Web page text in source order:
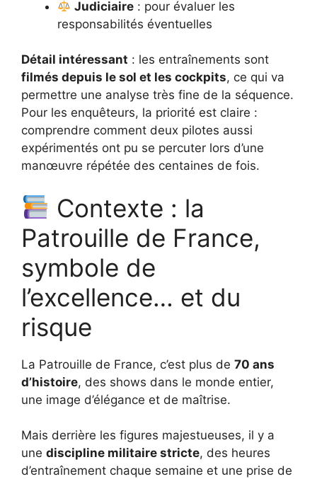
Judiciaire : pour évaluer les
responsabilités éventuelles
Détail intéressant : les entraînements sont
filmés depuis le sol et les cockpits, ce qui va
permettre une analyse très fine de la séquence.
Pour les enquêteurs, la priorité est claire :
comprendre comment deux pilotes aussi
expérimentés ont pu se percuter lors d’une
manœuvre répétée des centaines de fois.
Contexte : la
Patrouille de France,
symbole de
l’excellence… et du
risque
La Patrouille de France, c’est plus de 70 ans
d’histoire, des shows dans le monde entier,
une image d’élégance et de maîtrise.
Mais derrière les figures majestueuses, il y a
une discipline militaire stricte, des heures
d’entraînement chaque semaine et une prise de